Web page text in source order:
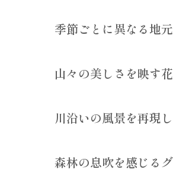
季節ごとに異なる地
山々の美しさを映す
川沿いの風景を再現
森林の息吹を感じる